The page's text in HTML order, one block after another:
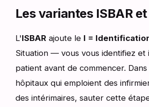
Les variantes ISBAR et
L'ISBAR ajoute le I =
Situation — vous vous identifiez et
patient avant de commencer.
hôpitaux qui emploient des
des intérimaires, sauter cette